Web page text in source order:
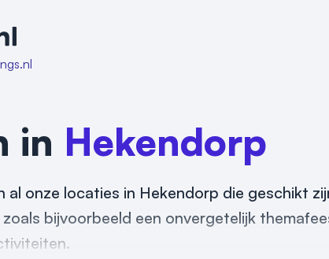
in Hekendorp
al onze locaties in Hekendorp die geschikt
bijvoorbeeld een onvergetelijk